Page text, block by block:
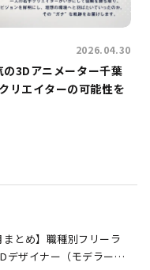
2026.04.30
の3Dアニメーター千葉
リエイターの可能性を
まとめ】職種別フリーラ
デザイナー（モデラー・